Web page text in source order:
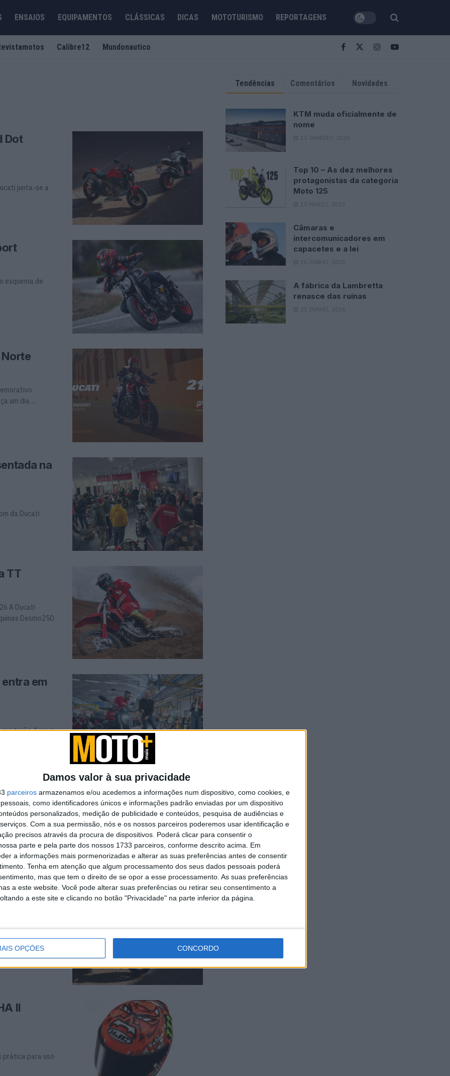
Damos valor à sua privacidade
parceiros armazenamos e/ou acedemos a informações num dispositivo, como cookies, e
como identificadores únicos e informações padrão enviadas por um dispositivo
personalizados, medição de publicidade e conteúdos, pesquisa de audiências e
Com a sua permissão, nós e os nossos parceiros poderemos usar identificação e
precisos através da procura de dispositivos. Poderá clicar para consentir o
parte e pela parte dos nossos 1733 parceiros, conforme descrito acima. Em
a informações mais pormenorizadas e alterar as suas preferências antes de consentir
Tenha em atenção que algum processamento dos seus dados pessoais poderá
mas que tem o direito de se opor a esse processamento. As suas preferências
a este website. Você pode alterar suas preferências ou retirar seu consentimento a
a este site e clicando no botão "Privacidade" na parte inferior da página.
OPÇÕES CONCORDO
ENSAIOS EQUIPAMENTOS CLÁSSICAS DICAS MOTOTURISMO REPORTAGENS
Calibre12 Mundonautico
Dot
junta-se a
esquema de
Norte
um dia ...
na
da Ducati
TT
A Ducati
Desmo250
em
A nova
motor
O modelo
...
II
prática para uso
Tendências Comentários Novidades
KTM muda oficialmente de
nome
15 JANEIRO, 2026
Top 10 – As dez melhores
protagonistas da categoria
Moto 125
10 MARÇO, 2023
Câmaras e
intercomunicadores em
capacetes e a lei
16 JUNHO, 2026
A fábrica da Lambretta
renasce das ruínas
21 JUNHO, 2026